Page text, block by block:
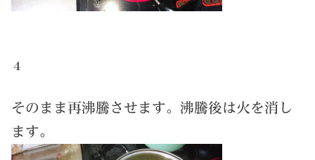
４
そのまま再沸騰させます。沸騰後は火を消し
ます。